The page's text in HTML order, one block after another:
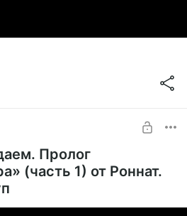
Пролог
(часть 1) от Роннат.